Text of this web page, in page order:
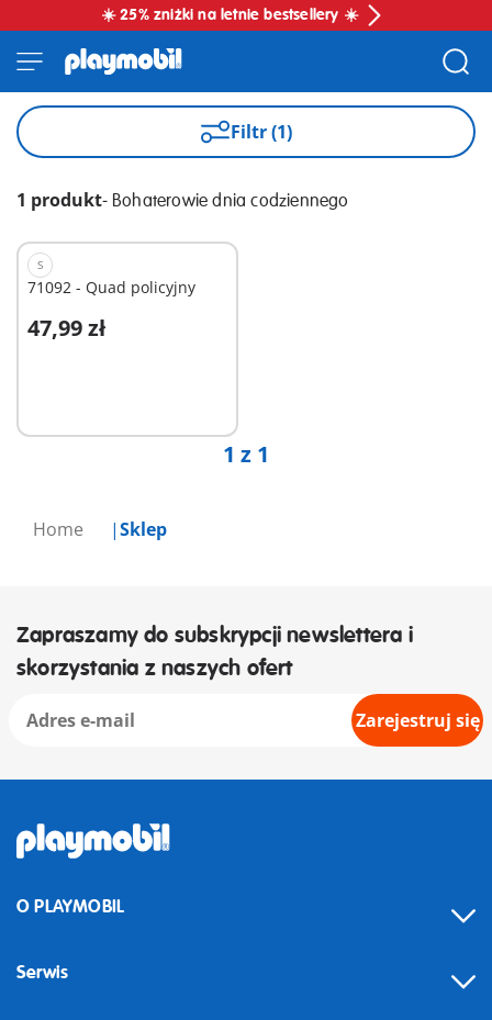
☀️ 25% zniżki na letnie bestsellery ☀️
Home Sklep
Filtr (1)
1 produkt- Bohaterowie dnia codziennego
S
71092 - Quad policyjny
47,99 zł
Dodaj do koszyka
1 z 1
Zapraszamy do subskrypcji newslettera i
skorzystania z naszych ofert
Zarejestruj się
O PLAYMOBIL
Serwis